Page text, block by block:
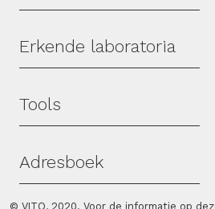
Erkende laboratoria
Tools
Adresboek
© VITO, 2020. Voor de informatie op